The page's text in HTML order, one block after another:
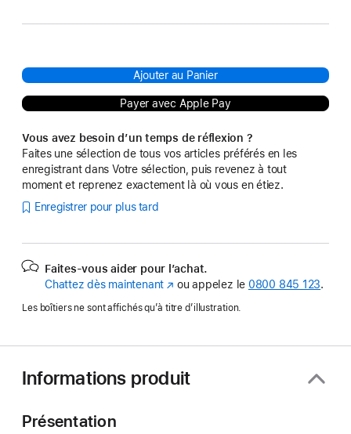
Ajouter au Panier
Payer avec Apple Pay
Vous avez besoin d’un temps de réflexion ?
Faites une sélection de tous vos articles préférés en les
enregistrant dans Votre sélection, puis revenez à tout
moment et reprenez exactement là où vous en étiez.
Enregistrer pour plus tard
Faites-vous aider pour l’achat.
Chattez dès maintenant (s’ouvre
une
fenêtre)
ou appelez le 0800 845 123.
Les boîtiers ne sont affichés qu’à titre d’illustration.
Informations produit
Présentation